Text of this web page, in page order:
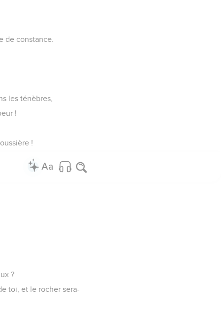
de constance.
les ténèbres,
!
!
?
toi, et le rocher sera-